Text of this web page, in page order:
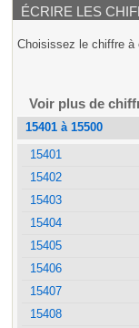
ÉCRIRE LES
Choisissez le chiffre à
Voir plus de
15401 à 15500
15401
15402
15403
15404
15405
15406
15407
15408